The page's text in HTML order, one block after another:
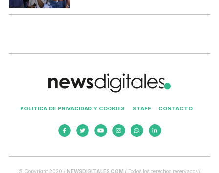
POLITICA DE PRIVACIDAD Y COOKIES STAFF CONTACTO
© Copyright 2020 / NEWSDIGITALES.COM / Todos los derechos reservados /